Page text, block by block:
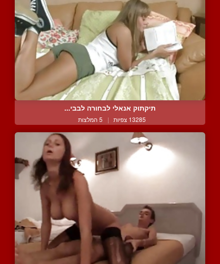
תיקתוק אנאלי לבחורה לבבי...
13285 צפיות | 5 המלצות